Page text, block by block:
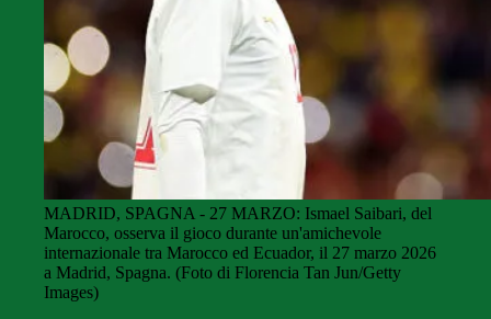
MADRID, SPAGNA - 27 MARZO: Ismael Saibari, del
Marocco, osserva il gioco durante un'amichevole
internazionale tra Marocco ed Ecuador, il 27 marzo 2026
a Madrid, Spagna. (Foto di Florencia Tan Jun/Getty
Images)